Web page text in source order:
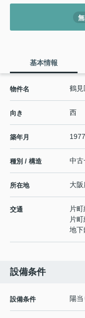
基本情報
物件名 鶴
向き 西
築年月
種別 / 構造 中
所在地 大阪
交通 片町
片町
地下
設備条件
設備条件 陽